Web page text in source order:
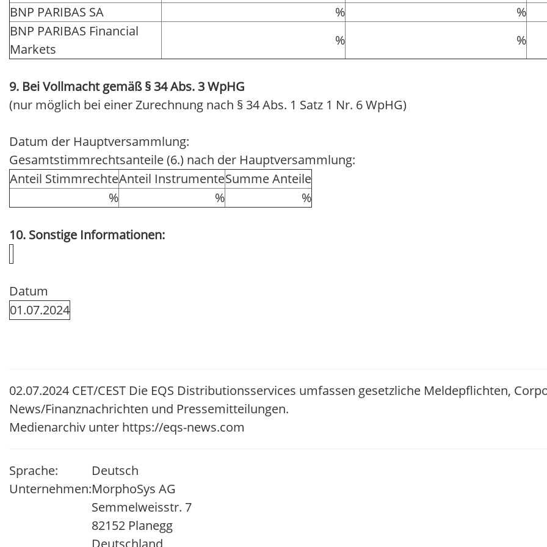
BNP PARIBAS SA
%
%
BNP PARIBAS Financial
Markets
% %
9. Bei Vollmacht gemäß § 34 Abs. 3 WpHG
(nur möglich bei einer Zurechnung nach § 34 Abs. 1 Satz 1 Nr. 6 WpHG)
Datum der Hauptversammlung:
Gesamtstimmrechtsanteile (6.) nach der Hauptversammlung:
Anteil StimmrechteAnteil InstrumenteSumme Anteile
%
% %
10. Sonstige Informationen:
Datum
01.07.2024
02.07.2024 CET/CEST Die EQS Distributionsservices umfassen gesetzliche Meldepflichten,
News/Finanznachrichten und Pressemitteilungen.
Medienarchiv unter https://eqs-news.com
Sprache:
Deutsch
Unternehmen:MorphoSys AG
Semmelweisstr. 7
82152 Planegg
Deutschland